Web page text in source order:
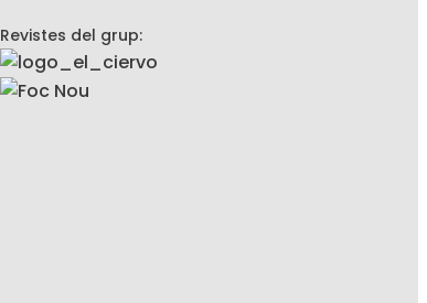
Revistes del grup: